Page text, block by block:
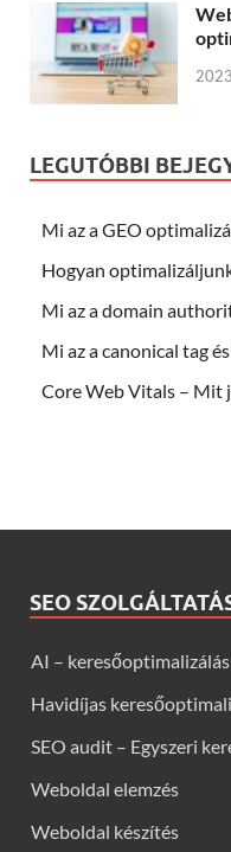
LEGUTÓBBI
Mi az a GEO
Hogyan
Mi az a domain
Mi az a canonical tag
Core Web Vitals – Mit
SEO
AI –
Havidíjas
SEO audit – Egyszeri
Weboldal elemzés
Weboldal készítés